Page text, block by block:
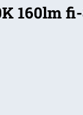
160lm